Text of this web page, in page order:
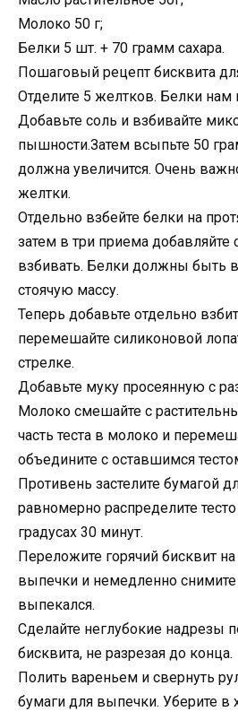
Молоко 50 г;
Белки 5 шт. + 70 грамм сахара.
Пошаговый рецепт бисквита
Отделите 5 желтков. Белки нам
Добавьте соль и взбивайте
пышности.Затем всыпьте 50
должна увеличится. Очень
желтки.
Отдельно взбейте белки на
затем в три приема добавляйте
взбивать. Белки должны быть
стоячую массу.
Теперь добавьте отдельно
перемешайте силиконовой
стрелке.
Добавьте муку просеянную с
Молоко смешайте с
часть теста в молоко и
объедините с оставшимся
Противень застелите бумагой
равномерно распределите
градусах 30 минут.
Переложите горячий бисквит
выпечки и немедленно снимите
выпекался.
Сделайте неглубокие надрезы
бисквита, не разрезая до конца.
Полить вареньем и свернуть
бумаги для выпечки. Уберите в